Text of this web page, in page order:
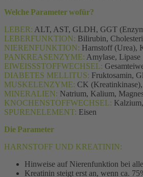
Welche Parameter wofür?
LEBER: ALT, AST, GLDH, GGT
LEBERFUNKTION: Bilirubin,
NIERENFUNKTION: Harnstoff (Urea),
PANKREASENZYME: Amylase, Lipase
EIWEISSSTOFFWECHSEL:
DIABETES MELLITUS: Fruktosamin,
MUSKELENZYME: CK
MINERALIEN: Natrium, Kalium,
KNOCHENSTOFFWECHSEL:
SPURENELEMENT: Eisen
Die Parameter
HARNSTOFF UND KREATININ:
Hinweise auf Nierenfunktion bei
Kreatinin steigt erst an, wenn ca.